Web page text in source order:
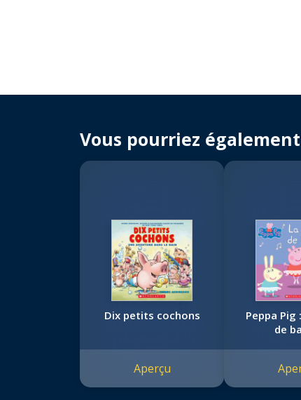
Vous pourriez
Dix petits cochons
Aperçu
Peppa Pig
de